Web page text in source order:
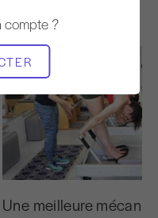
compte ?
Une meilleure